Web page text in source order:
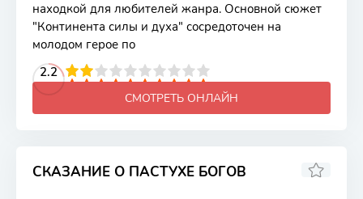
находкой для любителей жанра. Основной сюжет
"Континента силы и духа" сосредоточен на
молодом герое по
2.2
4 5 6 7 8 9 10
СМОТРЕТЬ ОНЛАЙН
СКАЗАНИЕ О ПАСТУХЕ БОГОВ
8.3